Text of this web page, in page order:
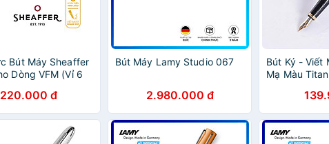
Bút Máy Sheaffer
Dòng VFM (Vỉ 6
220.000 đ
Bút Máy Lamy Studio 067
2.980.000 đ
Bút Ký - Viết
Mạ Màu